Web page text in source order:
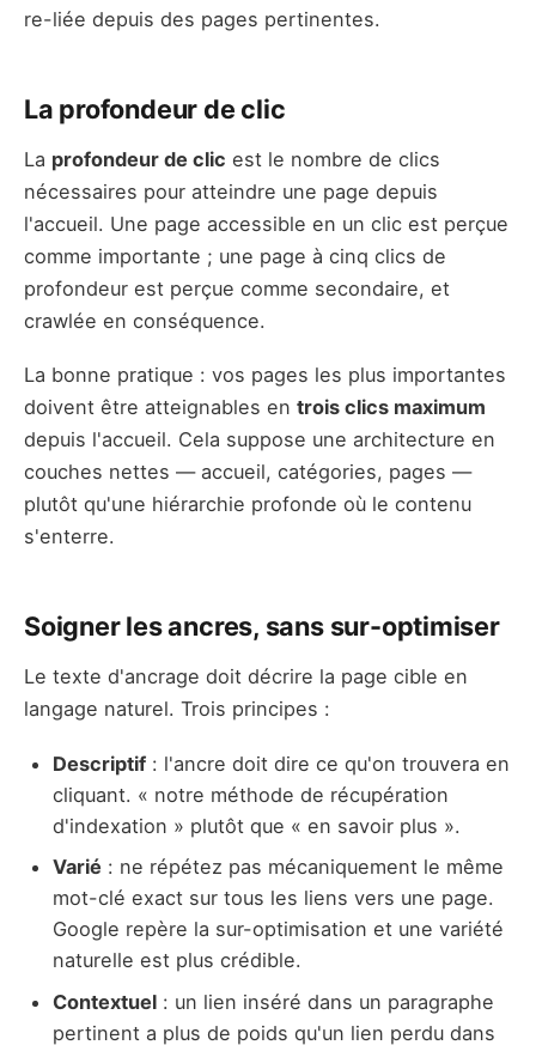
re-liée depuis des pages pertinentes.
La profondeur de clic
La profondeur de clic est le nombre de clics
nécessaires pour atteindre une page depuis
l'accueil. Une page accessible en un clic est perçue
comme importante ; une page à cinq clics de
profondeur est perçue comme secondaire, et
crawlée en conséquence.
La bonne pratique : vos pages les plus importantes
doivent être atteignables en trois clics maximum
depuis l'accueil. Cela suppose une architecture en
couches nettes — accueil, catégories, pages —
plutôt qu'une hiérarchie profonde où le contenu
s'enterre.
Soigner les ancres, sans sur-optimiser
Le texte d'ancrage doit décrire la page cible en
langage naturel. Trois principes :
Descriptif : l'ancre doit dire ce qu'on trouvera en
cliquant. « notre méthode de récupération
d'indexation » plutôt que « en savoir plus ».
Varié : ne répétez pas mécaniquement le même
mot-clé exact sur tous les liens vers une page.
Google repère la sur-optimisation et une variété
naturelle est plus crédible.
Contextuel : un lien inséré dans un paragraphe
pertinent a plus de poids qu'un lien perdu dans